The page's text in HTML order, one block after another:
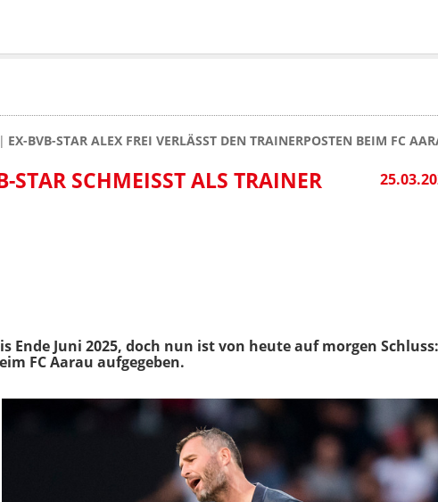
EX-BVB-STAR ALEX FREI VERLÄSST DEN TRAINERPOSTEN BEIM FC
SCHMEISST ALS TRAINER D
Ende Juni 2025, doch nun ist von heute auf morgen
FC Aarau aufgegeben.